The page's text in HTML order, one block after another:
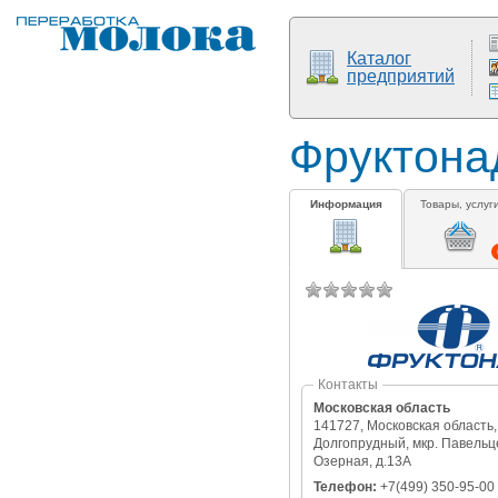
Каталог
предприятий
Информация Товары,
Контакты
Московская область
141727, Московская область,
Долгопрудный, мкр.
Озерная, д.13А
Телефон: +7(499) 350-95-00